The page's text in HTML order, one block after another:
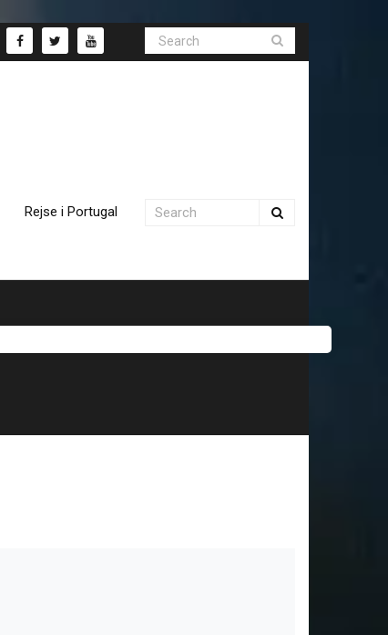
Rejse i Portugal